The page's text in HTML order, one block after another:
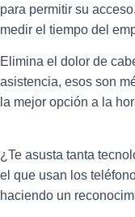
para permitir su acceso
medir el tiempo del
Elimina el dolor de
asistencia, esos son
la mejor opción a la
¿Te asusta tanta
el que usan los
haciendo un